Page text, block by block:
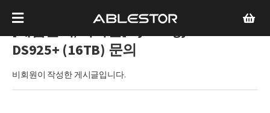
DS925+ (16TB) 문의
비회원이 작성한 게시글입니다.